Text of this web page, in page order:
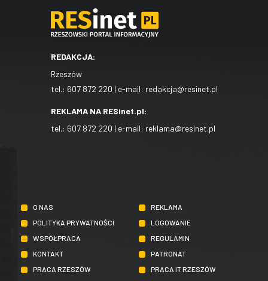
REDAKCJA:
Rzeszów
tel.: 607 872 220 | e-mail: redakcja@resinet.pl
REKLAMA NA RESinet.pl:
tel.: 607 872 220 | e-mail: reklama@resinet.pl
O NAS
REKLAMA
POLITYKA PRYWATNOŚCI
LOGOWANIE
WSPÓŁPRACA
REGULAMIN
KONTAKT
PATRONAT
PRACA RZESZÓW
PRACA IT RZESZÓW